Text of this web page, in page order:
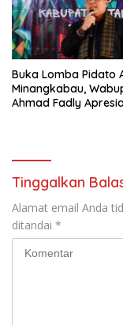
Buka Lomba Pidato
Minangkabau,
Ahmad Fadly
Tinggalkan
Alamat email Anda
ditandai *